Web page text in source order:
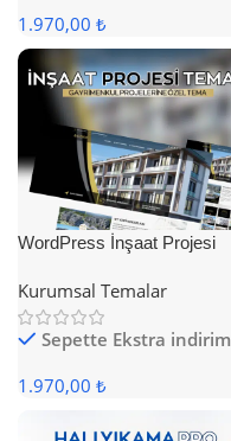
1.970,00 ₺
WordPress İnşaat Projesi
Kurumsal Temalar
Sepette Ekstra indirim
1.970,00 ₺